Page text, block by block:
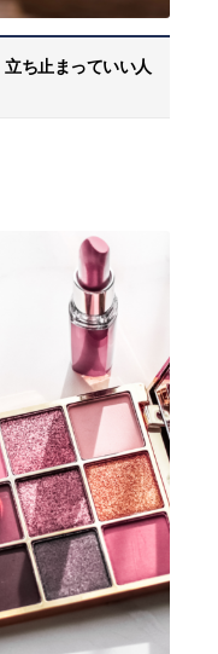
ち止まっていい人